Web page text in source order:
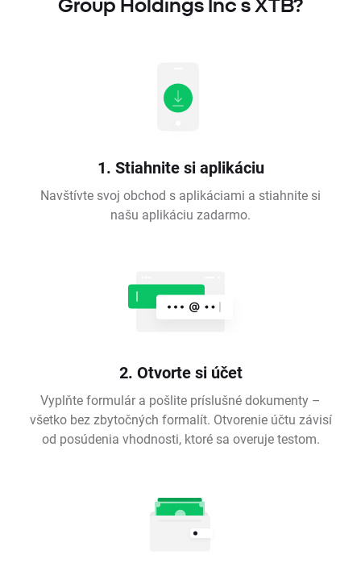
Group Holdings Inc s XTB?
1. Stiahnite si aplikáciu
Navštívte svoj obchod s aplikáciami a stiahnite si
našu aplikáciu zadarmo.
2. Otvorte si účet
Vyplňte formulár a pošlite príslušné dokumenty –
všetko bez zbytočných formalít. Otvorenie účtu závisí
od posúdenia vhodnosti, ktoré sa overuje testom.